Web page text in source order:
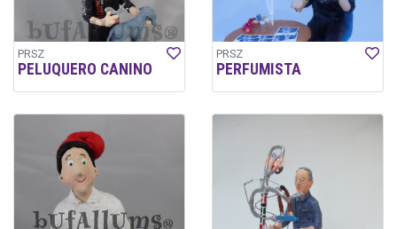
PRSZ
PELUQUERO CANINO
PRSZ
PERFUMISTA